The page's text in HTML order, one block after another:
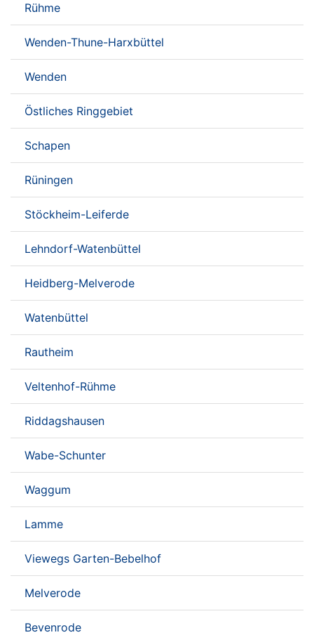
Rühme
Wenden-Thune-Harxbüttel
Wenden
Östliches Ringgebiet
Schapen
Rüningen
Stöckheim-Leiferde
Lehndorf-Watenbüttel
Heidberg-Melverode
Watenbüttel
Rautheim
Veltenhof-Rühme
Riddagshausen
Wabe-Schunter
Waggum
Lamme
Viewegs Garten-Bebelhof
Melverode
Bevenrode